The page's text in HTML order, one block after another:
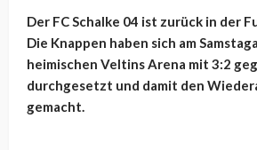
Der FC Schalke 04 ist zurück in der
Die Knappen haben sich am
heimischen Veltins Arena mit 3:2
durchgesetzt und damit den
gemacht.